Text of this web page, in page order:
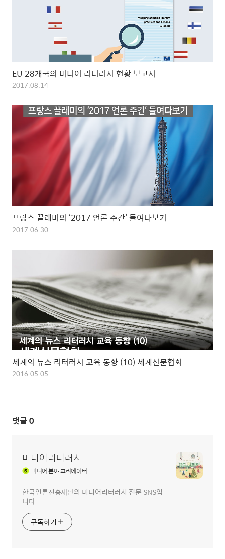
EU 28개국의 미디어 리터러시 현황 보고서
2017.08.14
프랑스 끌레미의 ‘2017 언론 주간’ 들여다보기
2017.06.30
세계의 뉴스 리터러시 교육 동향 (10) 세계신문협회
2016.05.05
댓글 0
미디어리터러시
미디어분야 크리에이터
한국언론진흥재단의 미디어리터러시 전문 SNS입
니다.
구독하기